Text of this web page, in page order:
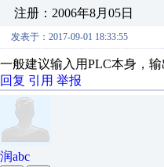
注册：2006年8月05日
发表于：2017-09-01 18:33:55
一般建议输入用PLC本身，
回复 引用 举报
润abc